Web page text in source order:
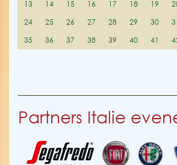
13
14 15 16 17 18 19
24
25 26 27 28 29 30
35
36 37 38 39 40 41
Partners Italie